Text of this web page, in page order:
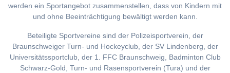
werden ein Sportangebot zusammenstellen, dass von Kindern mit
und ohne Beeinträchtigung bewältigt werden kann.
Beteiligte Sportvereine sind der Polizeisportverein, der
Braunschweiger Turn- und Hockeyclub, der SV Lindenberg, der
Universitätssportclub, der 1. FFC Braunschweig, Badminton Club
Schwarz-Gold, Turn- und Rasensportverein (Tura) und der